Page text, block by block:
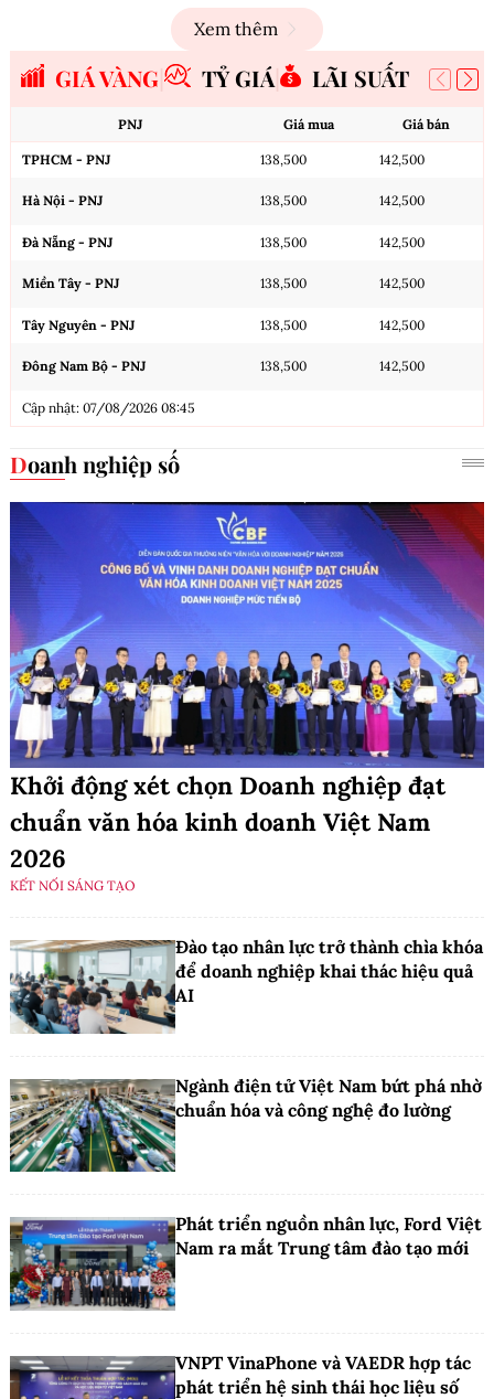
Xem thêm
GIÁ VÀNG TỶ GIÁ LÃI SUẤT
PNJ Giá mua Giá bán
TPHCM - PNJ 138,500 142,500
Hà Nội - PNJ 138,500 142,500
Đà Nẵng - PNJ 138,500 142,500
Miền Tây - PNJ 138,500 142,500
Tây Nguyên - PNJ 138,500 142,500
Đông Nam Bộ - PNJ 138,500 142,500
Cập nhật: 07/08/2026 08:45
Doanh nghiệp số
Khởi động xét chọn Doanh nghiệp đạt
chuẩn văn hóa kinh doanh Việt Nam
2026
KẾT NỐI SÁNG TẠO
Đào tạo nhân lực trở thành chìa khóa
để doanh nghiệp khai thác hiệu quả
AI
Ngành điện tử Việt Nam bứt phá nhờ
chuẩn hóa và công nghệ đo lường
Phát triển nguồn nhân lực, Ford Việt
Nam ra mắt Trung tâm đào tạo mới
VNPT VinaPhone và VAEDR hợp tác
phát triển hệ sinh thái học liệu số